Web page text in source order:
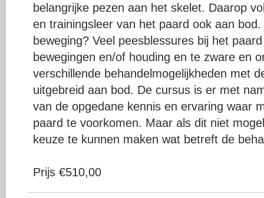
belangrijke pezen aan het skelet. Daarop
en trainingsleer van het paard ook aan
beweging? Veel peesblessures bij het
bewegingen en/of houding en te zware en
verschillende behandelmogelijkheden met
uitgebreid aan bod. De cursus is er met
van de opgedane kennis en ervaring waar
paard te voorkomen. Maar als dit niet
keuze te kunnen maken wat betreft de
Prijs €510,00